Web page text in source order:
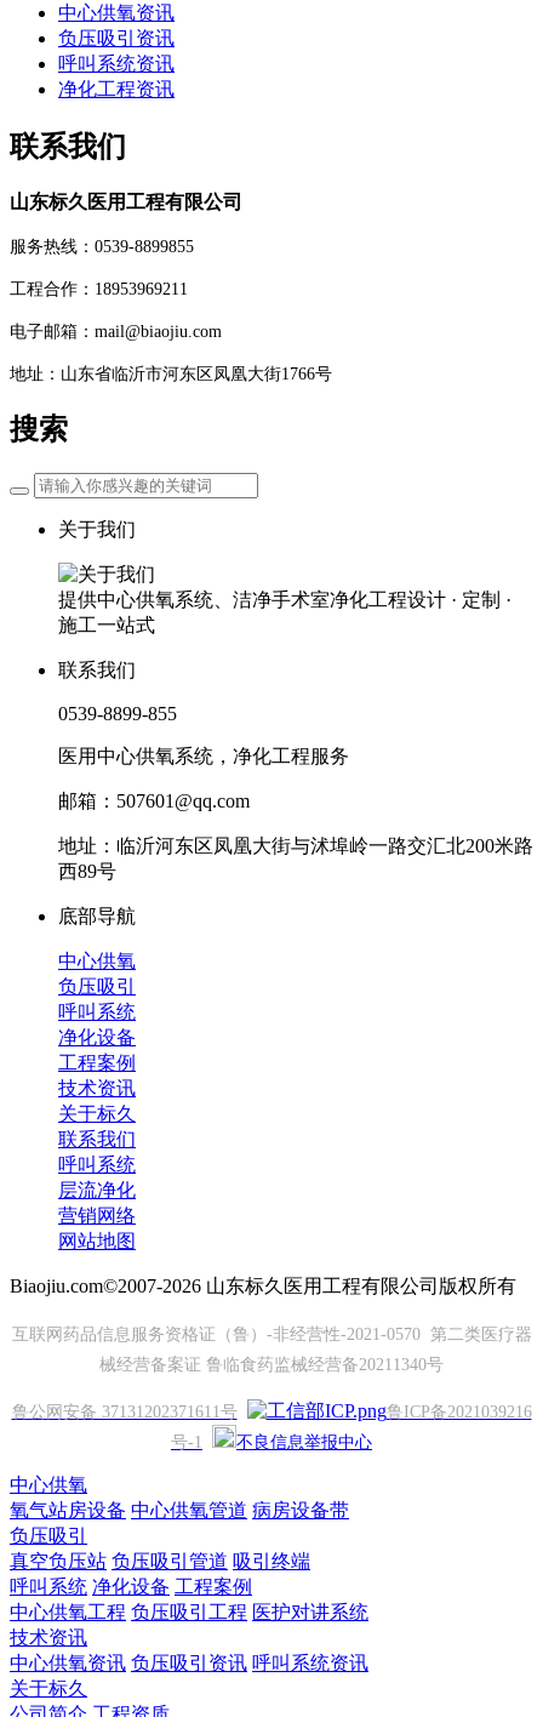
中心供氧资讯
负压吸引资讯
呼叫系统资讯
净化工程资讯
联系我们
山东标久医用工程有限公司
服务热线：0539-8899855
工程合作：18953969211
电子邮箱：mail@biaojiu.com
地址：山东省临沂市河东区凤凰大街1766号
搜索
关于我们
提供中心供氧系统、洁净手术室净化工程设计 · 定制 ·
施工一站式
联系我们
0539-8899-855
医用中心供氧系统，净化工程服务
邮箱：507601@qq.com
地址：临沂河东区凤凰大街与沭埠岭一路交汇北200米路
西89号
底部导航
中心供氧
负压吸引
呼叫系统
净化设备
工程案例
技术资讯
关于标久
联系我们
呼叫系统
层流净化
营销网络
网站地图
Biaojiu.com©2007-2026 山东标久医用工程有限公司版权所有
互联网药品信息服务资格证（鲁）-非经营性-2021-0570 第二类医疗器
械经营备案证 鲁临食药监械经营备20211340号
鲁公网安备 37131202371611号
鲁ICP备2021039216
号-1
不良信息举报中心
中心供氧
氧气站房设备 中心供氧管道 病房设备带
负压吸引
真空负压站 负压吸引管道 吸引终端
呼叫系统 净化设备 工程案例
中心供氧工程 负压吸引工程 医护对讲系统
技术资讯
中心供氧资讯 负压吸引资讯 呼叫系统资讯
关于标久